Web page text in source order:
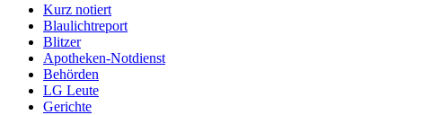
Kurz notiert
Blaulichtreport
Blitzer
Apotheken-Notdienst
Behörden
LG Leute
Gerichte